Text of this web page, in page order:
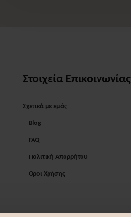
Στοιχεία Επικοινωνίας
Σχετικά με εμάς
Blog
FAQ
Πολιτική Απορρήτου
Όροι Χρήσης